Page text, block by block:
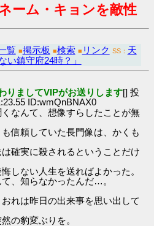
ーム・キョンを敵性
覧 ■掲示板 ■検索 ■ リンク SS： 天
い鎮守府24時？」
りましてVIPがお送りします[] 投
ID:wmQnBNAX0
なんて、想像すらしたことが無
信頼していた長門像は、かくも
確実に殺されるということだけ
しない人生を送ればよかった。
、知らなかったんだ…。
れは昨日の出来事を思い出して
の豹変ぶりを。